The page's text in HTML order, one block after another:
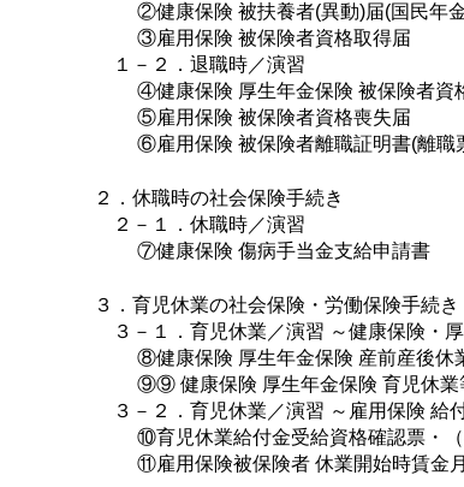
②健康保険 被扶養者(異動)届(国民年金
③雇用保険 被保険者資格取得届
１－２．退職時／演習
④健康保険 厚生年金保険 被保険者資
⑤雇用保険 被保険者資格喪失届
⑥雇用保険 被保険者離職証明書(離職
２．休職時の社会保険手続き
２－１．休職時／演習
⑦健康保険 傷病手当金支給申請書
３．育児休業の社会保険・労働保険手続き
３－１．育児休業／演習 ～健康保険・厚
⑧健康保険 厚生年金保険 産前産後休業
⑨⑨ 健康保険 厚生年金保険 育児休業等
３－２．育児休業／演習 ～雇用保険 給
⑩育児休業給付金受給資格確認票・（
⑪雇用保険被保険者 休業開始時賃金月